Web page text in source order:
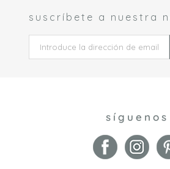
suscríbete a nuestra
síguenos